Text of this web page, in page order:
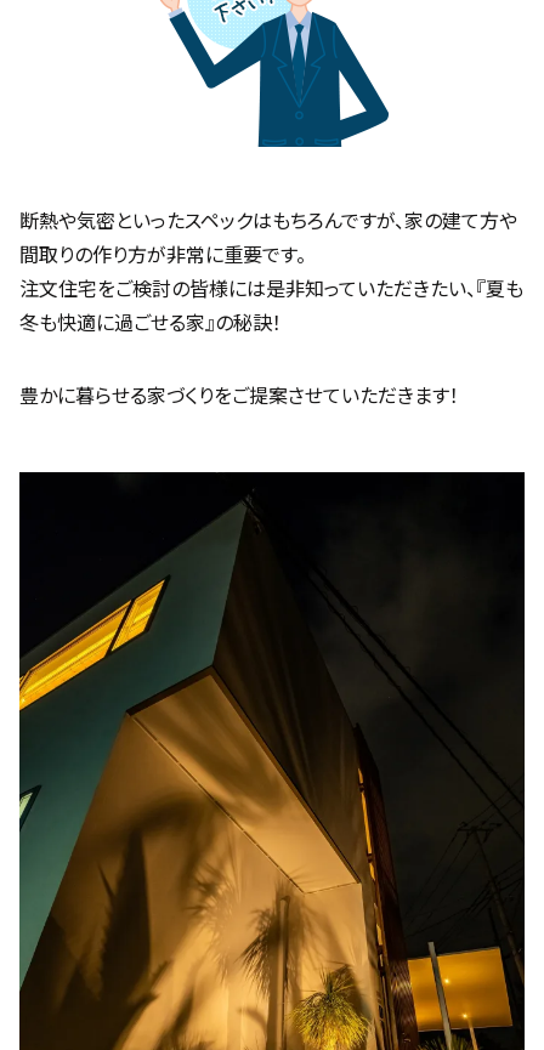
断熱や気密といったスペックはもちろんですが、家の建て方や
間取りの作り方が非常に重要です。
注文住宅をご検討の皆様には是非知っていただきたい、『夏も
冬も快適に過ごせる家』の秘訣！
豊かに暮らせる家づくりをご提案させていただきます！